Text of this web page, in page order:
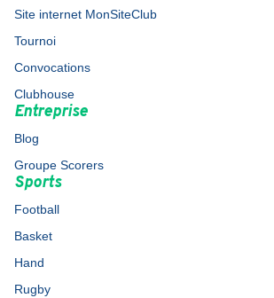
Site internet MonSiteClub
Tournoi
Convocations
Clubhouse
Entreprise
Blog
Groupe Scorers
Sports
Football
Basket
Hand
Rugby